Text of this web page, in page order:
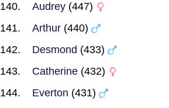
Audrey (447)
Arthur (440)
Desmond (433)
Catherine (432)
Everton (431)